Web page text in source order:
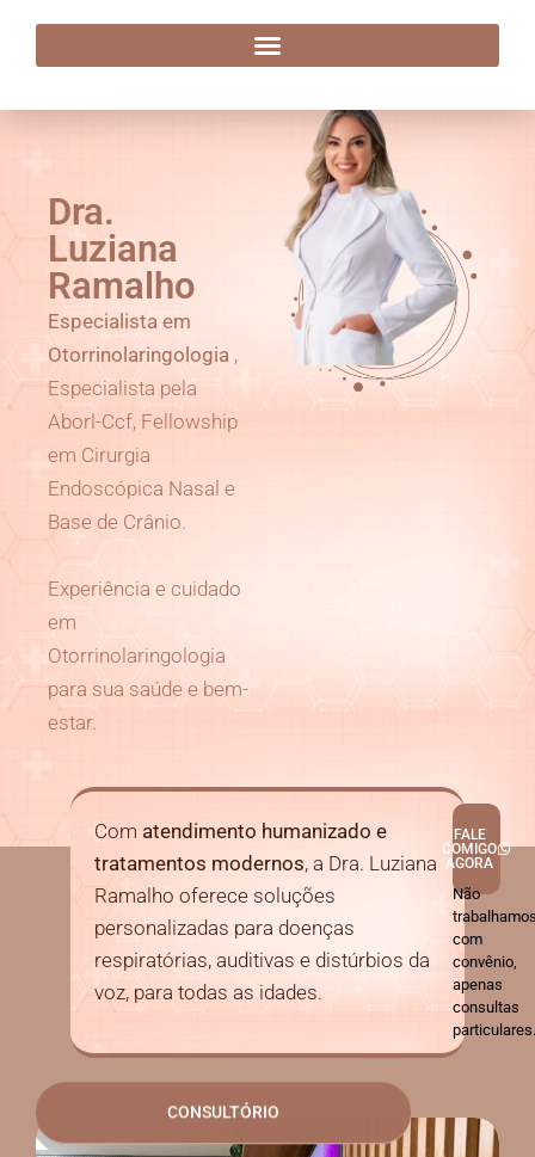
Dra. Luziana Ramalho
Dra.
Luziana
Ramalho
Especialista em
Otorrinolaringologia ,
Especialista pela
Aborl-Ccf, Fellowship
em Cirurgia
Endoscópica Nasal e
Base de Crânio.
Experiência e cuidado
em
Otorrinolaringologia
para sua saúde e bem-
estar.
Com atendimento humanizado e
tratamentos modernos, a Dra. Luziana
Ramalho oferece soluções
personalizadas para doenças
respiratórias, auditivas e distúrbios da
voz, para todas as idades.
FALE
COMIGO
AGORA
Não
com
convênio,
apenas
consultas
particulares.
CONSULTÓRIO